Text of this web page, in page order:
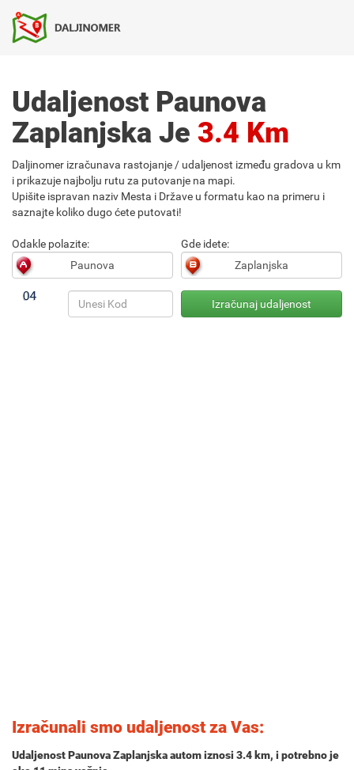
Udaljenost Paunova
Zaplanjska Je 3.4 Km
Daljinomer izračunava rastojanje / udaljenost između gradova u km
i prikazuje najbolju rutu za putovanje na mapi.
Upišite ispravan naziv Mesta i Države u formatu kao na primeru i
saznajte koliko dugo ćete putovati!
Odakle polazite: Gde idete:
Izračunali smo udaljenost za Vas:
Udaljenost Paunova Zaplanjska autom iznosi 3.4 km, i potrebno je